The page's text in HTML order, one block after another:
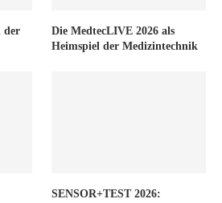
der
Die MedtecLIVE 2026 als
Heimspiel der Medizintechnik
SENSOR+TEST 2026: